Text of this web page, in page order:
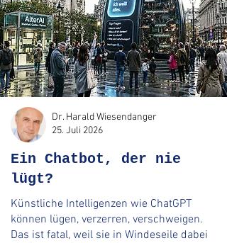
Dr. Harald Wiesendanger
25. Juli 2026
Ein Chatbot, der nie
lügt?
Künstliche Intelligenzen wie ChatGPT
können lügen, verzerren, verschweigen.
Das ist fatal, weil sie in Windeseile dabei